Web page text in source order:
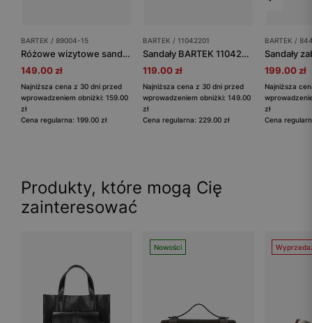
BARTEK / 89004-15
Różowe wizytowe sandały dziewczęce z motylkiem
149.00 zł
Najniższa cena z 30 dni przed
wprowadzeniem obniżki: 159.00
zł
Cena regularna: 199.00 zł
BARTEK / 11042201
Sandały BARTEK 11042201, dla dziewcząt, różowy
119.00 zł
Najniższa cena z 30 dni przed
wprowadzeniem obniżki: 149.00
zł
Cena regularna: 229.00 zł
BARTEK /
199.00 zł
Najniższa
zł
Cena
Produkty, które mogą Cię
zainteresować
Nowości